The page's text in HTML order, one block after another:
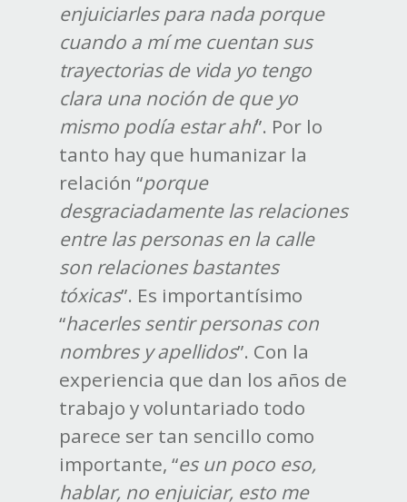
enjuiciarles para nada porque
cuando a mí me cuentan sus
trayectorias de vida yo tengo
clara una noción de que yo
mismo podía estar ahí”. Por lo
tanto hay que humanizar la
relación “porque
desgraciadamente las relaciones
entre las personas en la calle
son relaciones bastantes
tóxicas”. Es importantísimo
“hacerles sentir personas con
nombres y apellidos”. Con la
experiencia que dan los años de
trabajo y voluntariado todo
parece ser tan sencillo como
importante, “es un poco eso,
hablar, no enjuiciar, esto me